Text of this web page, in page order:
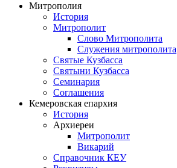
Митрополия
История
Митрополит
Слово Митрополита
Служения митрополита
Святые Кузбасса
Святыни Кузбасса
Семинария
Соглашения
Кемеровская епархия
История
Архиереи
Митрополит
Викарий
Справочник КЕУ